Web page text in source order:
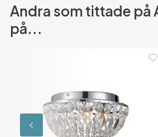
Andra som tittade på
på...